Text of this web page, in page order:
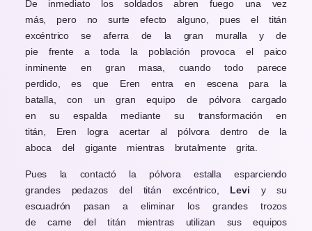
De inmediato los soldados abren fuego una vez
más, pero no surte efecto alguno, pues el titán
excéntrico se aferra de la gran muralla y de
pie frente a toda la población provoca el paico
inminente en gran masa, cuando todo parece
perdido, es que Eren entra en escena para la
batalla, con un gran equipo de pólvora cargado
en su espalda mediante su transformación en
titán, Eren logra acertar al pólvora dentro de la
aboca del gigante mientras brutalmente grita.
Pues la contactó la pólvora estalla esparciendo
grandes pedazos del titán excéntrico, Levi y su
escuadrón pasan a eliminar los grandes trozos
de carne del titán mientras utilizan sus equipos